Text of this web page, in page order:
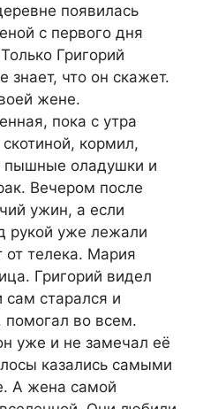
появилась
с первого дня
Григорий
что он скажет.
жене.
пока с утра
кормил,
оладушки и
Вечером после
ужин, а если
рукой уже лежали
от телека. Мария
Григорий видел
сам старался и
помогал во всем.
уже и не замечал её
казались самыми
А жена самой